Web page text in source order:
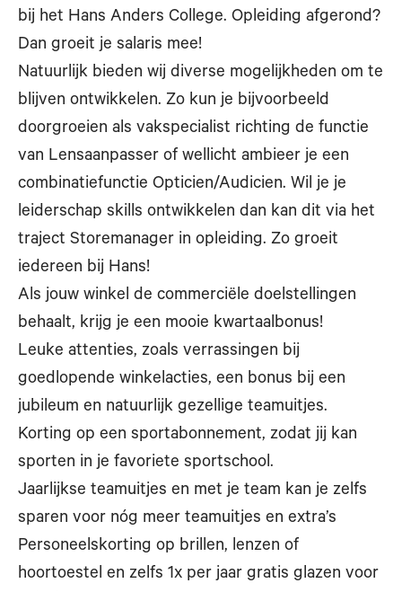
bij het Hans Anders College. Opleiding afgerond?
Dan groeit je salaris mee!
Natuurlijk bieden wij diverse mogelijkheden om te
blijven ontwikkelen. Zo kun je bijvoorbeeld
doorgroeien als vakspecialist richting de functie
van Lensaanpasser of wellicht ambieer je een
combinatiefunctie Opticien/Audicien. Wil je je
leiderschap skills ontwikkelen dan kan dit via het
traject Storemanager in opleiding. Zo groeit
iedereen bij Hans!
Als jouw winkel de commerciële doelstellingen
behaalt, krijg je een mooie kwartaalbonus!
Leuke attenties, zoals verrassingen bij
goedlopende winkelacties, een bonus bij een
jubileum en natuurlijk gezellige teamuitjes.
Korting op een sportabonnement, zodat jij kan
sporten in je favoriete sportschool.
Jaarlijkse teamuitjes en met je team kan je zelfs
sparen voor nóg meer teamuitjes en extra’s
Personeelskorting op brillen, lenzen of
hoortoestel en zelfs 1x per jaar gratis glazen voor